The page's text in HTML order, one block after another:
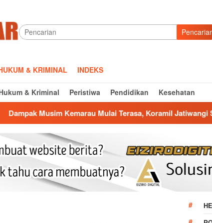
& KRIMINAL INDEKS
& Kriminal Peristiwa Pendidikan Kesehatan
Mulai Terasa, Koramil Jatiwangi Salurkan